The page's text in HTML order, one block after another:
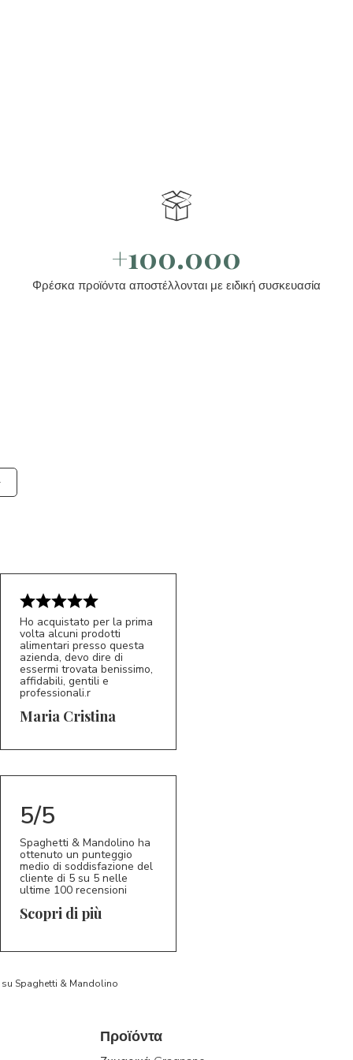
+100.000
Φρέσκα προϊόντα αποστέλλονται με ειδική συσκευασία
MC 5/5
Ho acquistato per la prima
volta alcuni prodotti
alimentari presso questa
azienda, devo dire di
essermi trovata benissimo,
affidabili, gentili e
professionali.r
Maria Cristina
5/5
Spaghetti & Mandolino ha
ottenuto un punteggio
medio di soddisfazione del
cliente di 5 su 5 nelle
ultime 100 recensioni
Scopri di più
Spaghetti & Mandolino
Προϊόντα